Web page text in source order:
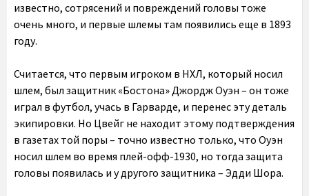
известно, сотрясений и повреждений головы тоже
очень много, и первые шлемы там появились еще в 1893
году.
Считается, что первым игроком в НХЛ, который носил
шлем, был защитник «Бостона» Джордж Оуэн – он тоже
играл в футбол, учась в Гарварде, и перенес эту деталь
экипировки. Но Цвейг не находит этому подтверждения
в газетах той поры – точно известно только, что Оуэн
носил шлем во время плей-офф-1930, но тогда защита
головы появилась и у другого защитника – Эдди Шора.